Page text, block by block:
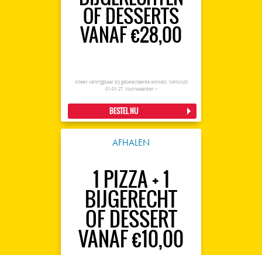
OF DESSERTS
VANAF €28,00
Alleen verkrijgbaar bij geselecteerde winkels. Verloopt
01-01-27. Voorwaarden >
BESTEL NU
AFHALEN
1 PIZZA + 1
BIJGERECHT
OF DESSERT
VANAF €10,00